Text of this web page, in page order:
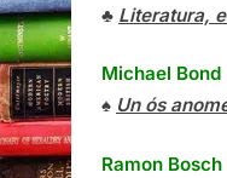
♣ Literatura,
Michael Bond
♠ Un ós
Ramon Bosch